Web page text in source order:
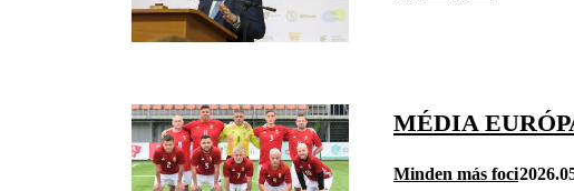
MÉDIA
Minden más foci